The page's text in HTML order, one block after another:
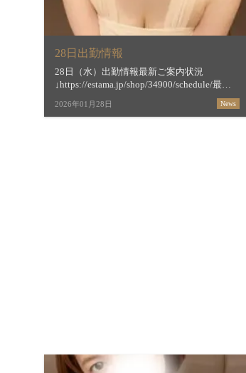
28日出勤情報
28日（水）出勤情報最新ご案内状況
↓https://estama.jp/shop/34900/schedule/最短
ご案内時間＆お店からの新着メッセージ
↓https://estama.jp/shop/34900/【すすき […]
2026年01月28日 News